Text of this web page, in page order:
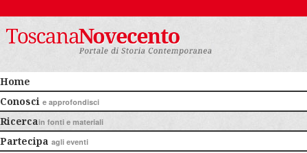
Home
Conosci e approfondisci
Ricercain fonti e materiali
Partecipa agli eventi